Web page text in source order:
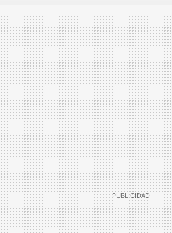
FACEBOOK
TWITTERFLIPBOARD
E-
MAIL
WHATSAPP